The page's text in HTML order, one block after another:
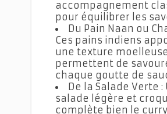
accompagnement
pour équilibrer les
Du Pain Naan ou
Ces pains indiens
une texture
permettent de
chaque goutte de
De la Salade Verte :
salade légère et
complète bien le